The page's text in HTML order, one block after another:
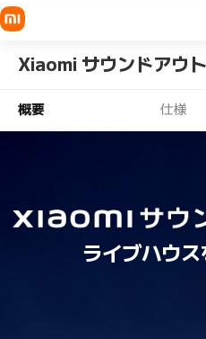
Xiaomi サウンドアウ
概要 仕様
ライブハウ